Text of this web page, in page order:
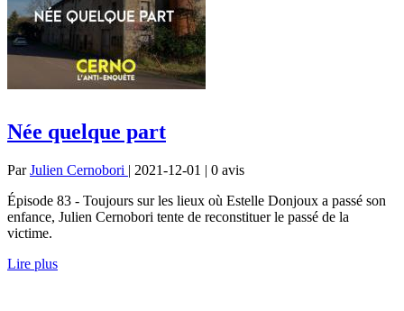
Née quelque part
ParJulien Cernobori | 2021-12-01 | 0 avis
Épisode 83 - Toujours sur les lieux où Estelle Donjoux a passé son
enfance, Julien Cernobori tente de reconstituer le passé de la
victime.
Lire plus